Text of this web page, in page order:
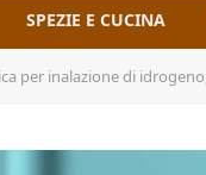
SPEZIE E CUCINA
di idrogeno, (600 H + 300 O) 900